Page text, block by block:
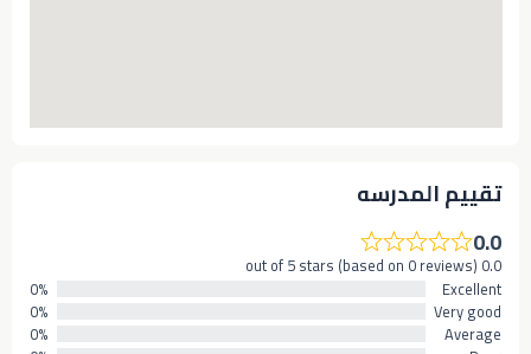
تقييم المدرسه
0.0
0.0 out of 5 stars (based on 0 reviews)
Excellent
0%
Very good
0%
Average
0%